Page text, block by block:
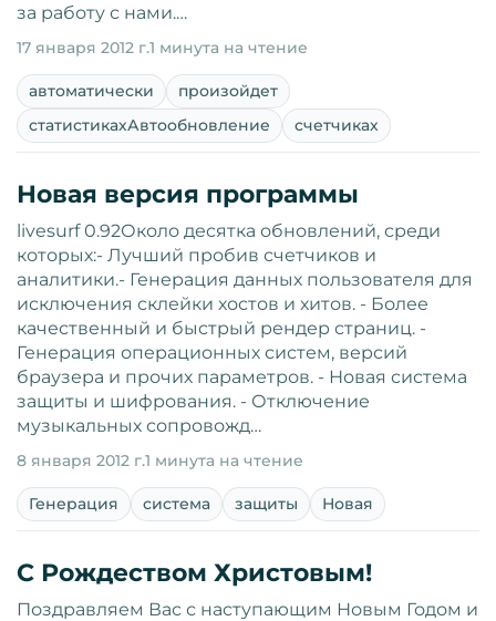
за работу с нами.…
17 января 2012 г.1 минута на чтение
автоматически
произойдет
статистикахАвтообновление
счетчиках
Новая версия программы
livesurf 0.92Около десятка обновлений, среди
которых:- Лучший пробив счетчиков и
аналитики.- Генерация данных пользователя для
исключения склейки хостов и хитов. - Более
качественный и быстрый рендер страниц. -
Генерация операционных систем, версий
браузера и прочих параметров. - Новая система
защиты и шифрования. - Отключение
музыкальных сопровожд…
8 января 2012 г.1 минута на чтение
Генерация система защиты Новая
С Рождеством Христовым!
Поздравляем Вас с наступающим Новым Годом и